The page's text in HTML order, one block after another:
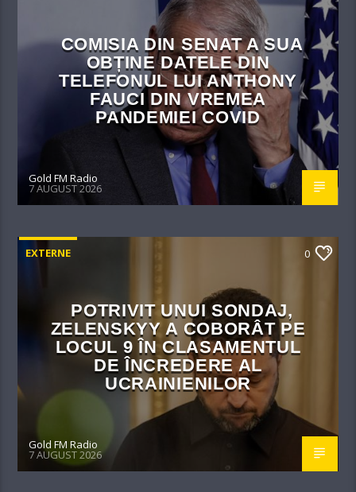
COMISIA DIN SENAT A SUA
OBȚINE DATELE DIN
TELEFONUL LUI ANTHONY
FAUCI DIN VREMEA
PANDEMIEI COVID
Gold FM Radio
7 AUGUST 2026
EXTERNE 0
POTRIVIT UNUI SONDAJ,
ZELENSKYY A COBORÂT PE
LOCUL 9 ÎN CLASAMENTUL
DE ÎNCREDERE AL
UCRAINIENILOR
Gold FM Radio
7 AUGUST 2026